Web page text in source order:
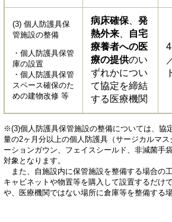
(3) 個人防護具保
管施設の整備
・個人防護具保管
庫の設置
・個人防護具保管
スペース確保のた
めの建物改修 等
病床確保、 発
熱外来、
自宅
療養者への医
療の提供のい
ずれかについ
て協定を締結
する医療機関
※(3)個人防護具保管施設の整備については、協
量の2ヶ月分以上の個人防護具（サージカルマ
ーションガウン、フェイスシールド、非減菌手
対象となります。
また、自施設内に保管施設を整備する場合の
キャビネットや物置等を購入して設置するだけ
や、医療機関ではない場所に倉庫等を整備する